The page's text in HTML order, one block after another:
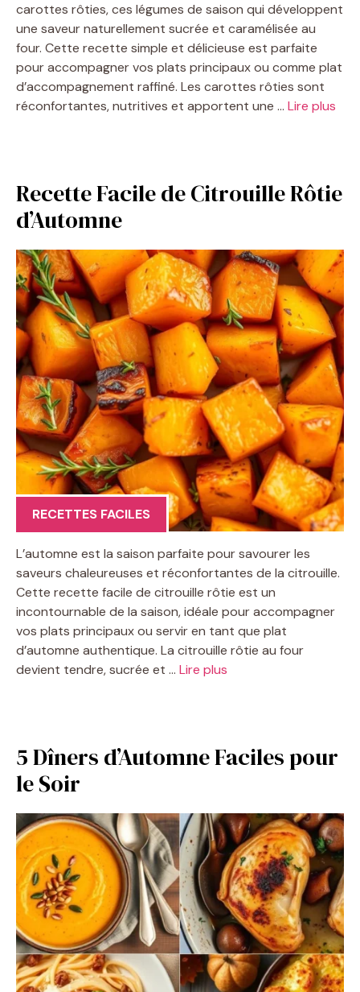
carottes rôties, ces légumes de saison qui développent
une saveur naturellement sucrée et caramélisée au
four. Cette recette simple et délicieuse est parfaite
pour accompagner vos plats principaux ou comme plat
d’accompagnement raffiné. Les carottes rôties sont
réconfortantes, nutritives et apportent une … Lire plus
Recette Facile de Citrouille Rôtie
d’Automne
RECETTES FACILES
L’automne est la saison parfaite pour savourer les
saveurs chaleureuses et réconfortantes de la citrouille.
Cette recette facile de citrouille rôtie est un
incontournable de la saison, idéale pour accompagner
vos plats principaux ou servir en tant que plat
d’automne authentique. La citrouille rôtie au four
devient tendre, sucrée et … Lire plus
5 Dîners d’Automne Faciles pour
le Soir